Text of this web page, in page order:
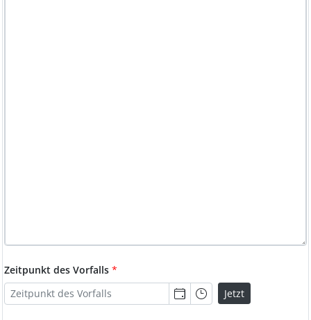
Zeitpunkt des Vorfalls *
Jetzt